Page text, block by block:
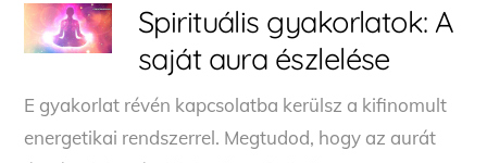
Spirituális gyakorlatok: A
saját aura észlelése
E gyakorlat révén kapcsolatba kerülsz a kifinomult
energetikai rendszerrel. Megtudod, hogy az aurát